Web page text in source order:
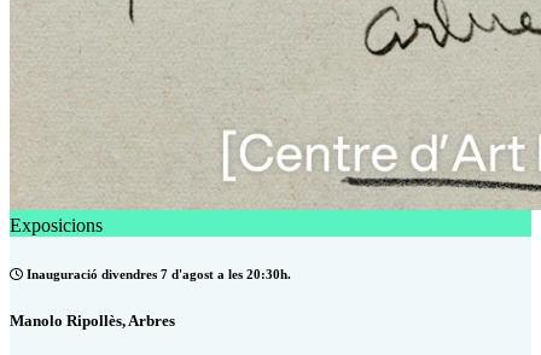
Exposicions
Inauguració divendres 7 d'agost a les 20:30h.
Manolo Ripollès, Arbres